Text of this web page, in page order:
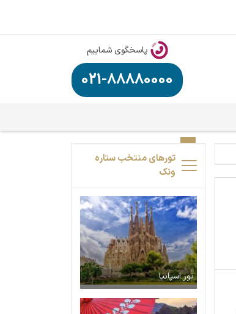
پاسخگوی شماییم
021-88880000
تورهای منتخب ستاره
ونک
تور اسپانیا